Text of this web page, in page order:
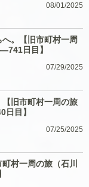
08/01/2025
。【旧市町村一周
日目】
07/29/2025
旧市町村一周の旅
日目】
07/25/2025
村一周の旅（石川